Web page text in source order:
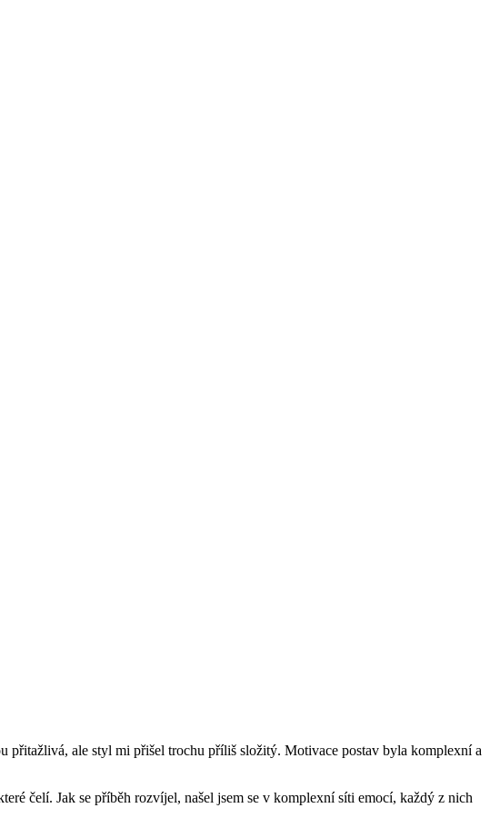
přitažlivá, ale styl mi přišel trochu příliš složitý. Motivace postav byla komplexní a
čelí. Jak se příběh rozvíjel, našel jsem se v komplexní síti emocí, každý z nich